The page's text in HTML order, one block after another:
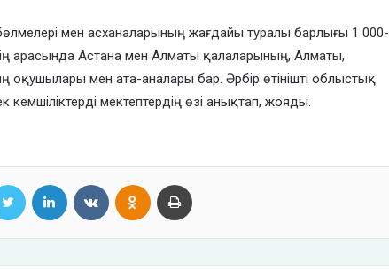
мен асханаларының жағдайы туралы барлығы 1 000-
арасында Астана мен Алматы қалаларының, Алматы,
мен ата-аналары бар. Әрбір өтінішті облыстық
мектептердің өзі анықтап, жояды.
Twitter LinkedIn VKontakteOdnoklassniki